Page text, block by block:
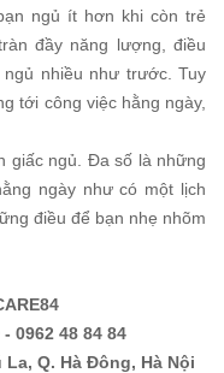
ngủ ít hơn khi còn trẻ
đầy năng lượng, điều
nhiều như trước. Tuy
tới công việc hằng ngày,
giấc ngủ. Đa số là những
ngày như có một lịch
điều để bạn nhẹ nhõm
0962 48 84 84
Q. Hà Đông, Hà Nội